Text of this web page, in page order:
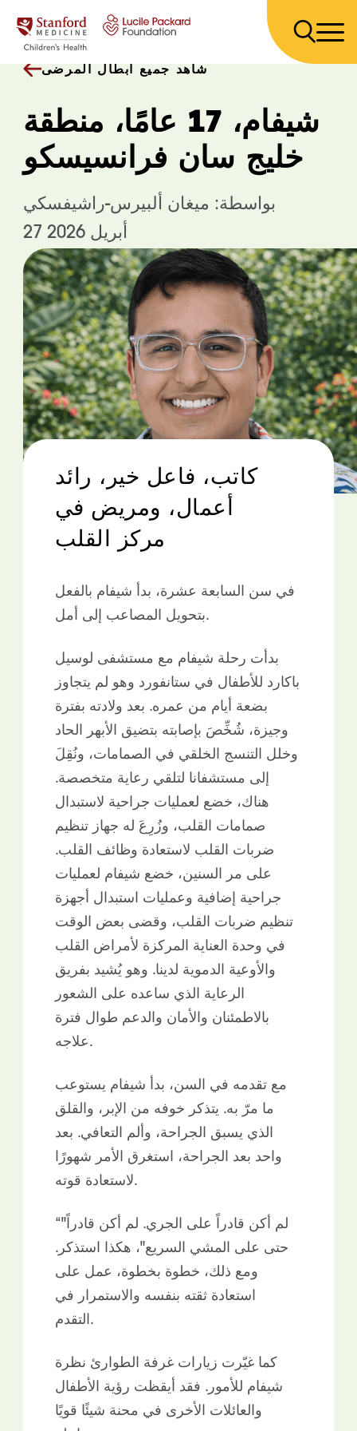
شاهد جميع أبطال المرضى
شيفام، 17 عامًا، منطقة
خليج سان فرانسيسكو
بواسطة: ميغان ألبيرس-راشيفسكي
27 أبريل 2026
كاتب، فاعل خير، رائد
أعمال، ومريض في
مركز القلب
في سن السابعة عشرة، بدأ شيفام بالفعل
بتحويل المصاعب إلى أمل.
بدأت رحلة شيفام مع مستشفى لوسيل
باكارد للأطفال في ستانفورد وهو لم يتجاوز
بضعة أيام من عمره. بعد ولادته بفترة
وجيزة، شُخِّصَ بإصابته بتضيق الأبهر الحاد
وخلل التنسج الخلقي في الصمامات، ونُقِلَ
إلى مستشفانا لتلقي رعاية متخصصة.
هناك، خضع لعمليات جراحية لاستبدال
صمامات القلب، وزُرِعَ له جهاز تنظيم
ضربات القلب لاستعادة وظائف القلب.
على مر السنين، خضع شيفام لعمليات
جراحية إضافية وعمليات استبدال أجهزة
تنظيم ضربات القلب، وقضى بعض الوقت
في وحدة العناية المركزة لأمراض القلب
والأوعية الدموية لدينا. وهو يُشيد بفريق
الرعاية الذي ساعده على الشعور
بالاطمئنان والأمان والدعم طوال فترة
علاجه.
مع تقدمه في السن، بدأ شيفام يستوعب
ما مرّ به. يتذكر خوفه من الإبر، والقلق
الذي يسبق الجراحة، وألم التعافي. بعد
واحد بعد الجراحة، استغرق الأمر شهورًا
لاستعادة قوته.
“"لم أكن قادراً على الجري. لم أكن قادراً
حتى على المشي السريع"، هكذا استذكر.
ومع ذلك، خطوة بخطوة، عمل على
استعادة ثقته بنفسه والاستمرار في
التقدم.
كما غيّرت زيارات غرفة الطوارئ نظرة
شيفام للأمور. فقد أيقظت رؤية الأطفال
والعائلات الأخرى في محنة شيئًا قويًا